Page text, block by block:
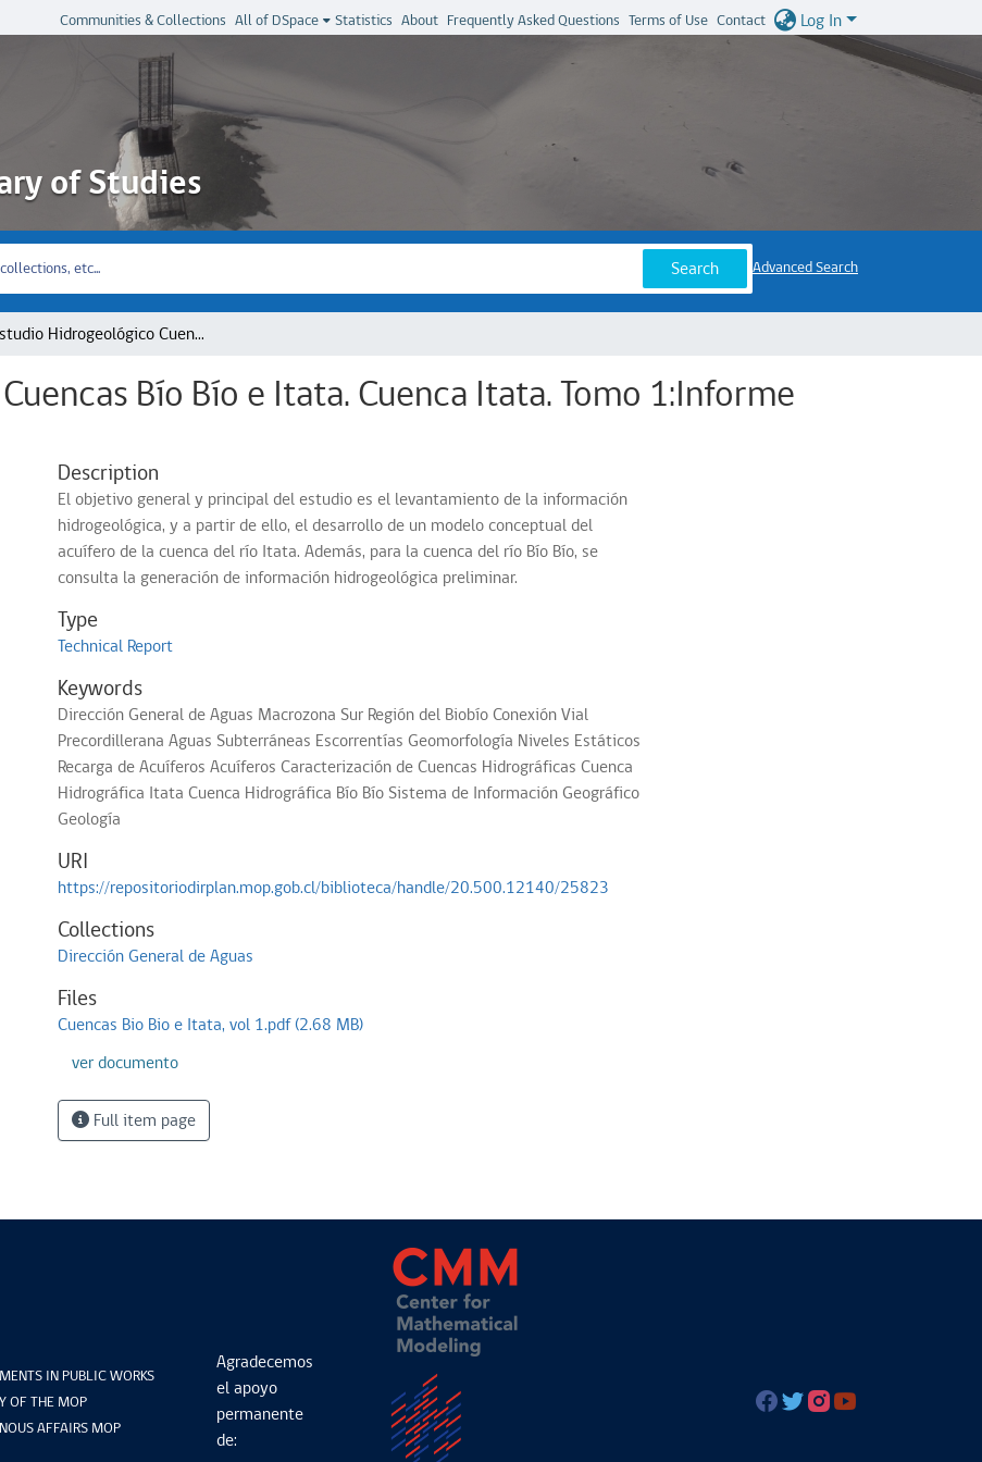
Communities & Collections All of DSpace Statistics About Frequently Asked Questions Terms of Use Contact Log In
of Studies
Search Advanced Search
Estudio Hidrogeológico Cuencas Bío Bío e Itata. Cuenca Itata. Tomo 1:Informe Final
Bío Bío e Itata. Cuenca Itata. Tomo 1:Informe
Description
El objetivo general y principal del estudio es el levantamiento de la información
hidrogeológica, y a partir de ello, el desarrollo de un modelo conceptual del
acuífero de la cuenca del río Itata. Además, para la cuenca del río Bío Bío, se
consulta la generación de información hidrogeológica preliminar.
Type
Technical Report
Keywords
Dirección General de Aguas Macrozona Sur Región del BiobíoConexión Vial
Precordillerana Aguas Subterráneas Escorrentías Geomorfología Niveles Estáticos
Recarga de Acuíferos Acuíferos Caracterización de Cuencas Hidrográficas Cuenca
Hidrográfica Itata Cuenca Hidrográfica Bío Bío Sistema de Información Geográfico
Geología
URI
https://repositoriodirplan.mop.gob.cl/biblioteca/handle/20.500.12140/25823
Collections
Dirección General de Aguas
Files
Cuencas Bio Bio e Itata, vol 1.pdf(2.68 MB)
ver documento
Full item page
IN PUBLIC WORKS
OF THE MOP
AFFAIRS MOP
Agradecemos
el apoyo
permanente
de: